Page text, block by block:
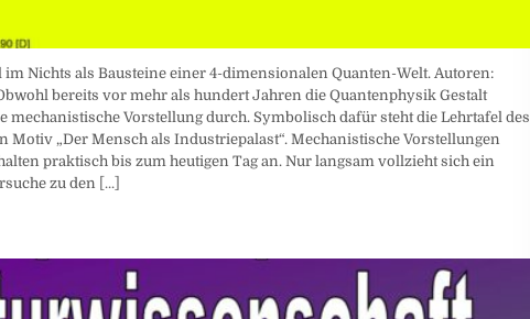
Nichts als Bausteine einer 4-dimensionalen Quanten-Welt. Autoren:
bereits vor mehr als hundert Jahren die Quantenphysik Gestalt
mechanistische Vorstellung durch. Symbolisch dafür steht die Lehrtafel des
„Der Mensch als Industriepalast“. Mechanistische Vorstellungen
praktisch bis zum heutigen Tag an. Nur langsam vollzieht sich ein
zu den [...]